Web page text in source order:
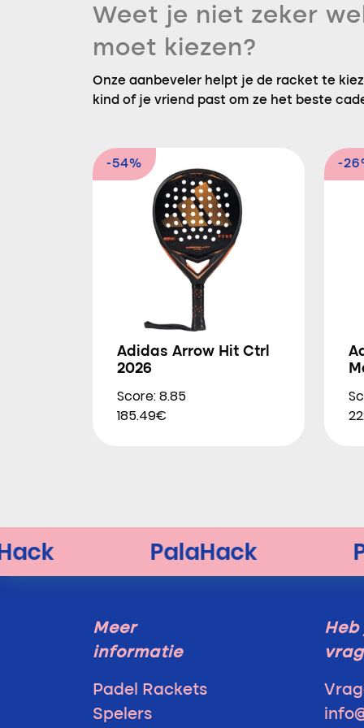
Weet je niet zeker
moet kiezen?
Onze aanbeveler helpt je de racket te
kind of je vriend past om ze het beste
-54%
Adidas Arrow Hit Ctrl
2026
Score: 8.85
185.49€
-
Meer
informatie
Padel Rackets
Spelers
Heb